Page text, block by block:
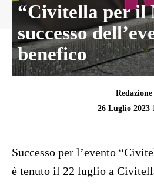
“Civitella per il
successo
benefico
Redazione
26 Luglio 2023
Successo per l’evento
è tenuto il 22 luglio a